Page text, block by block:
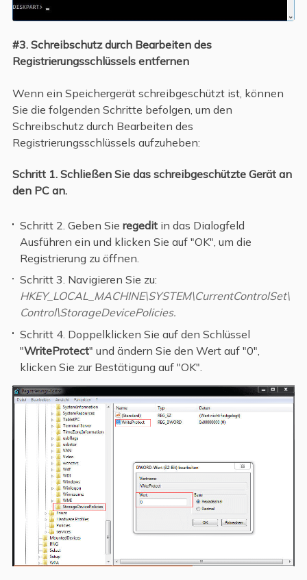
#3. Schreibschutz durch Bearbeiten des
Registrierungsschlüssels entfernen
Wenn ein Speichergerät schreibgeschützt ist, können
Sie die folgenden Schritte befolgen, um den
Schreibschutz durch Bearbeiten des
Registrierungsschlüssels aufzuheben:
Schritt 1. Schließen Sie das schreibgeschützte Gerät an
den PC an.
Schritt 2. Geben Sieregedit in das Dialogfeld
Ausführen ein und klicken Sie auf "OK", um die
Registrierung zu öffnen.
Schritt 3. Navigieren Sie zu:
HKEY_LOCAL_MACHINE\SYSTEM\CurrentControlSet\
Control\StorageDevicePolicies.
Schritt 4. Doppelklicken Sie auf den Schlüssel
"WriteProtect" und ändern Sie den Wert auf "0",
klicken Sie zur Bestätigung auf "OK".